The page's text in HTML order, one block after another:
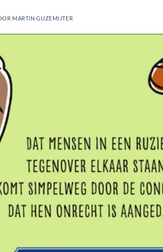
MARTIN GIJZEMIJTER